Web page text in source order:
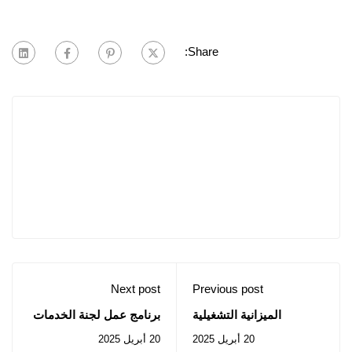
Share:
Previous post
الميزانية التشغيلية
المتعلقة بـبرنامج عمل
لجنة الخدمات
20 أبريل 2025
Next post
برنامج عمل لجنة الخدمات
(الفئة: الأساتدة)
20 أبريل 2025